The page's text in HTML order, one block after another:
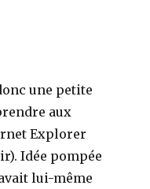
une petite
aux
Explorer
Idée pompée
lui-même